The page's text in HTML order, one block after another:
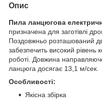
Опис
Пила ланцюгова
призначена для заготівлі
Поздовжньо розташований
забезпечить високий рівень
роботі. Довжина
ланцюга досягає 13,1 м/сек.
Особливості:
Якісна збірка